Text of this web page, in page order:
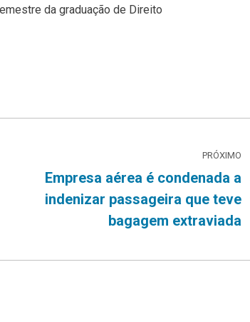
da graduação de Direito
PRÓXIMO
Empresa aérea é condenada a
indenizar passageira que teve
bagagem extraviada